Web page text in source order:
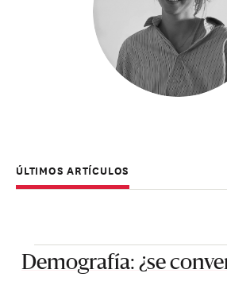
ÚLTIMOS ARTÍCULOS
Demografía: ¿se